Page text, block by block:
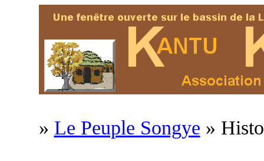
» Le Peuple Songye »